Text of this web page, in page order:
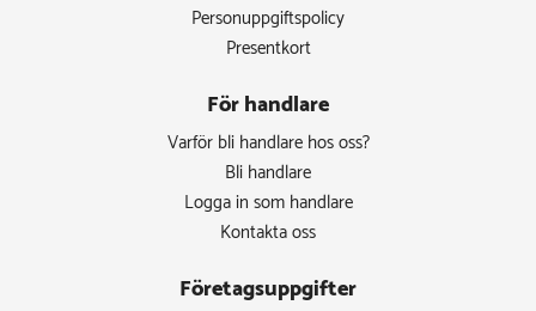
Personuppgiftspolicy
Presentkort
För handlare
Varför bli handlare hos oss?
Bli handlare
Logga in som handlare
Kontakta oss
Företagsuppgifter